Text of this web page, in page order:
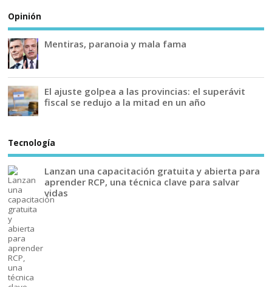
Opinión
Mentiras, paranoia y mala fama
El ajuste golpea a las provincias: el superávit
fiscal se redujo a la mitad en un año
Tecnología
Lanzan una capacitación gratuita y abierta para
aprender RCP, una técnica clave para salvar
vidas